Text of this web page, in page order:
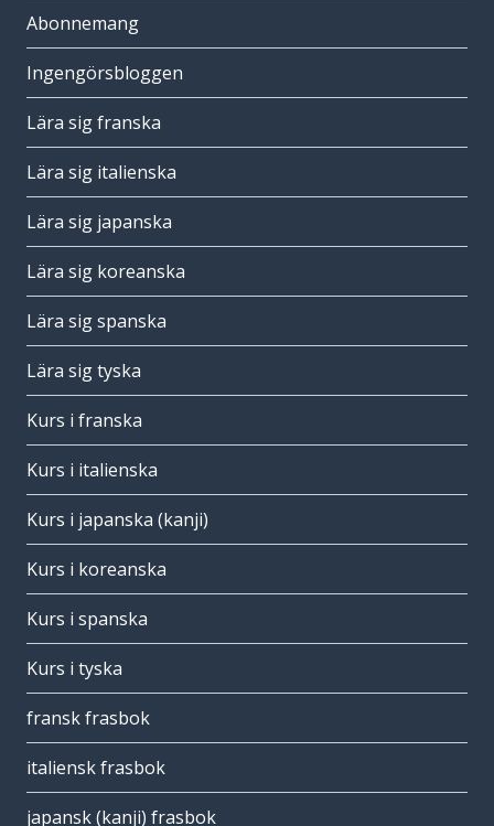
Abonnemang
Ingengörsbloggen
Lära sig franska
Lära sig italienska
Lära sig japanska
Lära sig koreanska
Lära sig spanska
Lära sig tyska
Kurs i franska
Kurs i italienska
Kurs i japanska (kanji)
Kurs i koreanska
Kurs i spanska
Kurs i tyska
fransk frasbok
italiensk frasbok
japansk (kanji) frasbok